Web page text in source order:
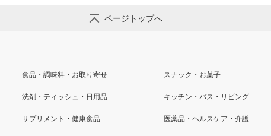
ページトップへ
食品・調味料・お取り寄せ スナック・お菓子
洗剤・ティッシュ・日用品 キッチン・バス・リビング
サプリメント・健康食品 医薬品・ヘルスケア・介護